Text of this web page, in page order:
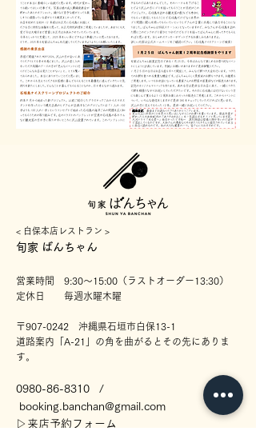
< ​白保本店レストラン >
​旬家 ばんちゃん
営業時間 9:30〜15:00（ラストオーダー13:30）
定休日 毎週水曜木曜
〒907-0242 沖縄県石垣市白保13-1
道路案内「A-21」の角を曲がるとその先にありま
す。
0980-86-8310 /
booking.banchan@gmail.com
​▷ 来店予約フォーム